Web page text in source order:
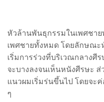
หัวล้านพันธุกรรมในเพศชา
เพศชายทั้งหมด โดยลักษณะ
เริ่มการร่วงที่บริเวณกลางศี
จะบางลงจนเห็นหนังศีรษะ
แนวผมเริ่มร่นขึ้นไป โดยจะค่
ๆ